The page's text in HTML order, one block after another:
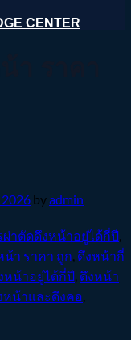
CENTER
byadmin
ผ่าตัดดึงหน้าอยู่ได้กี่ปี,
น้า ราคา ถูก, ดึงหน้ากี่
หน้าอยู่ได้กี่ปี, ดึงหน้า
หน้าและดึงคอ,